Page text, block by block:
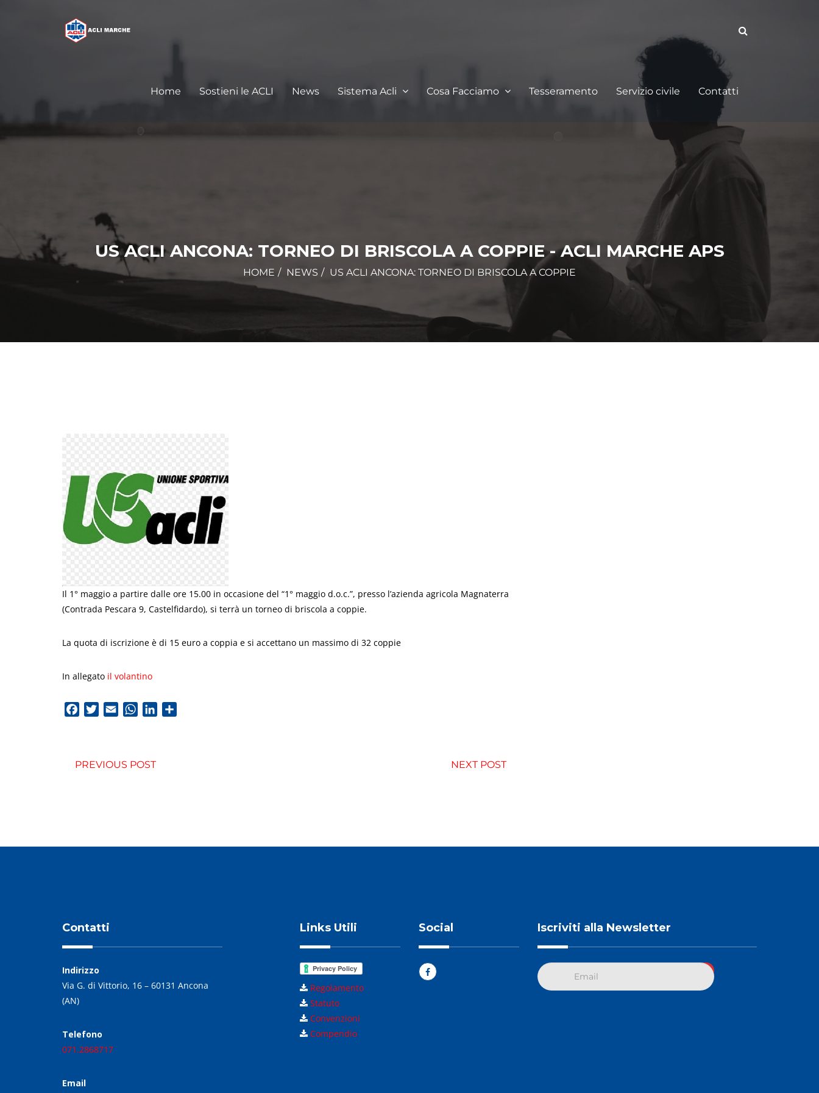
Home Sostieni le ACLI News Sistema Acli Cosa Facciamo Tesseramento Servizio civile Contatti
US ACLI ANCONA: TORNEO DI BRISCOLA A COPPIE - ACLI MARCHE APS
HOME NEWS US ACLI ANCONA: TORNEO DI BRISCOLA A COPPIE
Il 1° maggio a partire dalle ore 15.00 in occasione del “1° maggio d.o.c.”, presso l’azienda agricola Magnaterra
(Contrada Pescara 9, Castelfidardo), si terrà un torneo di briscola a coppie.
La quota di iscrizione è di 15 euro a coppia e si accettano un massimo di 32 coppie
In allegato il volantino
FacebookTwitterEmail WhatsApp
LinkedIn
PREVIOUS POST NEXT POST
Contatti
Indirizzo
Via G. di Vittorio, 16 – 60131 Ancona
(AN)
Telefono
071.2868717
Email
Links Utili
Regolamento
Statuto
Convenzioni
Compendio
Social Iscriviti alla Newsletter